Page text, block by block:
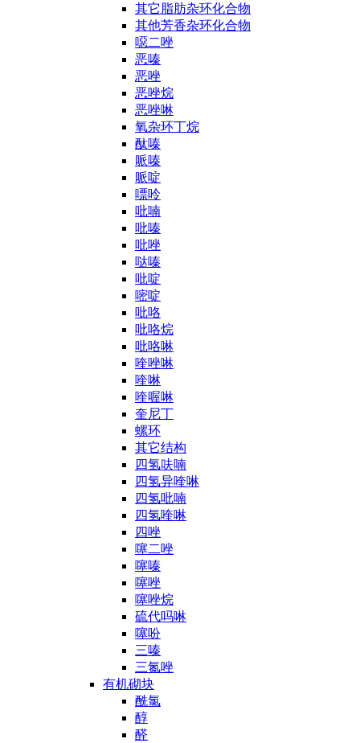
其它脂肪杂环化合物
其他芳香杂环化合物
噁二唑
恶嗪
恶唑
恶唑烷
恶唑啉
氧杂环丁烷
酞嗪
哌嗪
哌啶
嘌呤
吡喃
吡嗪
吡唑
哒嗪
吡啶
嘧啶
吡咯
吡咯烷
吡咯啉
喹唑啉
喹啉
喹喔啉
奎尼丁
螺环
其它结构
四氢呋喃
四氢异喹啉
四氢吡喃
四氢喹啉
四唑
噻二唑
噻嗪
噻唑
噻唑烷
硫代吗啉
噻吩
三嗪
三氮唑
有机砌块
酰氯
醇
醛